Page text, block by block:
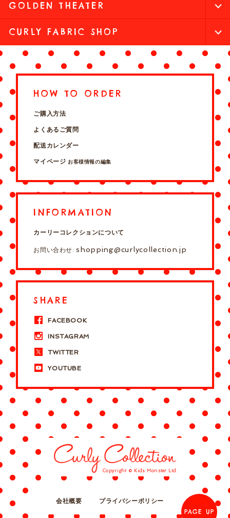
GOLDEN THEATER
CURLY FABRIC SHOP
HOW TO ORDER
ご購入方法
よくあるご質問
配送カレンダー
マイページ お客様情報の編集
INFORMATION
カーリーコレクションについて
お問い合わせ:shopping@curlycollection.jp
SHARE
FACEBOOK
INSTAGRAM
TWITTER
YOUTUBE
Copyright © Kids Monster Ltd.
会社概要
プライバシーポリシー
PAGE UP